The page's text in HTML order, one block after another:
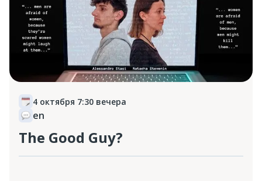
4 октября 7:30 вечера
en
The Good Guy?